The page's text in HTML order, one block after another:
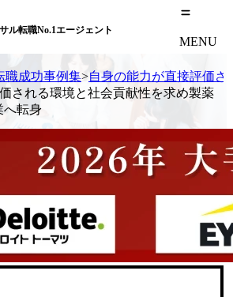
ル転職No.1エージェント
MENU
職成功事例集>自身の能力が直接評価
される環境と社会貢献性を求め製薬
へ転身